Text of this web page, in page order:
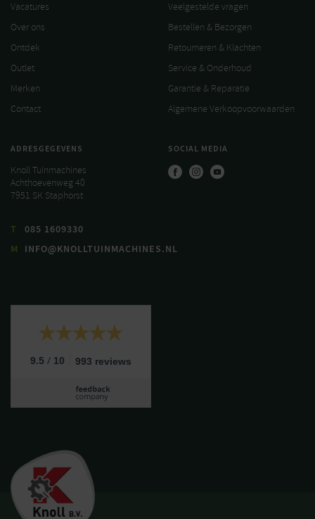
Vacatures
Over ons
Ontdek
Outlet
Merken
Contact
Veelgestelde vragen
Bestellen & Bezorgen
Retourneren & Klachten
Service & Onderhoud
Garantie & Reparatie
Algemene Verkoopvoorwaarden
ADRESGEGEVENS
Knoll Tuinmachines
Achthoevenweg 40
7951 SK Staphorst
T
085 1609330
M
INFO@KNOLLTUINMACHINES.NL
SOCIAL MEDIA
9.5 / 10 993 reviews